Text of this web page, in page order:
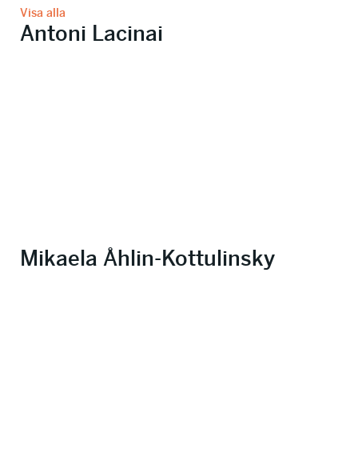
Visa alla
Antoni Lacinai
Mikaela Åhlin-Kottulinsky